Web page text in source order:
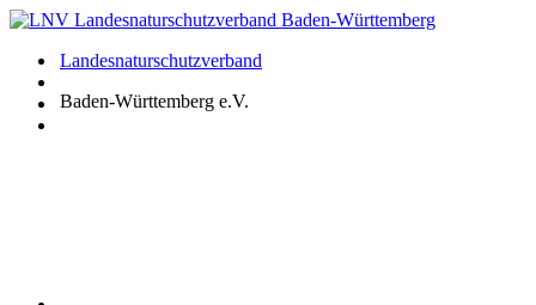
Zum
springenLandesnaturschutzverband
Baden-Württemberg e.V.